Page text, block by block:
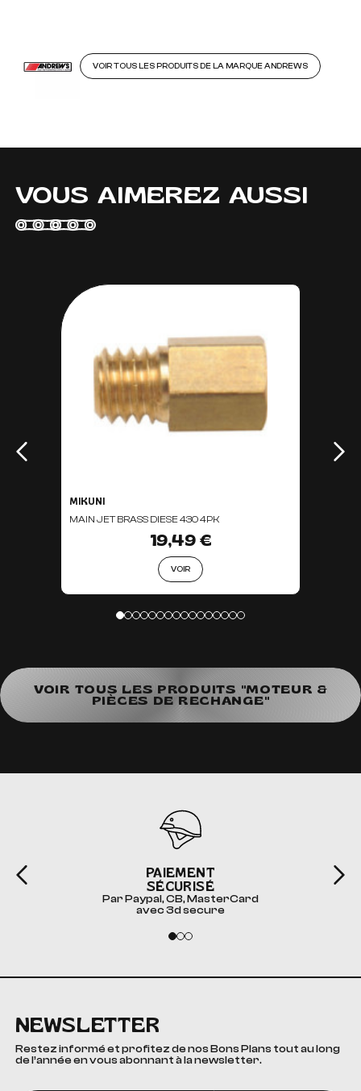
VOIR TOUS LES PRODUITS DE LA MARQUE ANDREWS
VOUS AIMEREZ AUSSI
MIKUNI
MAIN JET BRASS DIESE 430 4PK
19,49 €
VOIR
VOIR TOUS LES PRODUITS "MOTEUR &
PIÈCES DE RECHANGE"
PAIEMENT
SÉCURISÉ
Par Paypal, CB, MasterCard
avec 3d secure
NEWSLETTER
Restez informé et profitez de nos Bons Plans tout au long
de l’année en vous abonnant à la newsletter.